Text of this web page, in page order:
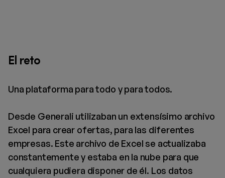
El reto
Una plataforma para todo y para todos.
Desde Generali utilizaban un extensísimo archivo
Excel para crear ofertas, para las diferentes
empresas. Este archivo de Excel se actualizaba
constantemente y estaba en la nube para que
cualquiera pudiera disponer de él. Los datos